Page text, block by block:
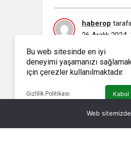
haberop
26 Aralık 2024,
Bu web sitesinde en iyi
deneyimi yaşamanızı
için çerezler kullanılmaktadır.
Gizlilik Politikası Kabul
Web